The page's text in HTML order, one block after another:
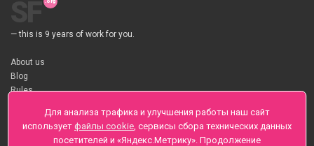
— this is 9 years of work for you.
About us
Blog
Rules
About flower Delivery
Payment
Telegramm
Для анализа трафика и улучшения работы наш сайт
использует файлы cookie, сервисы сбора технических данных
посетителей и «Яндекс.Метрику». Продолжение